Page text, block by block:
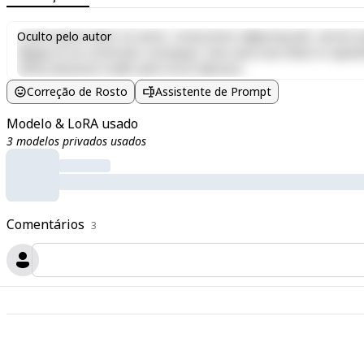
Comentários 3
Lorem ipsum dolor sit amet, consectetur adipiscing elit, sed do
Oculto pelo autor
Correção de Rosto Assistente de Prompt
Modelo & LoRA usado
3 modelos privados usados